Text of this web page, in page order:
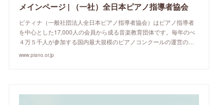
メインページ | （一社）全日本ピアノ指導者協会
ピティナ（一般社団法人全日本ピアノ指導者協会）はピアノ指導者
を中心とした17,000人の会員から成る音楽教育団体です。毎年のべ
４万５千人が参加する国内最大規模のピアノコンクールの運営の…
www.piano.or.jp